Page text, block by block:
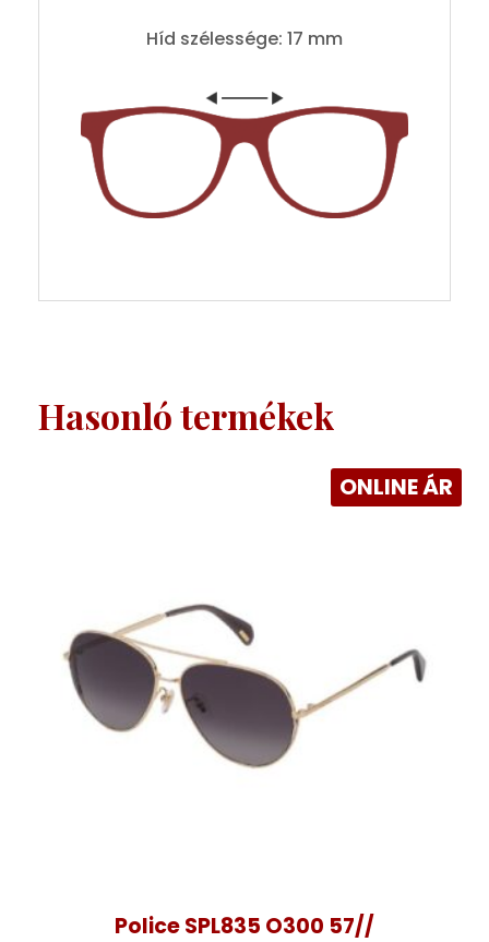
Híd szélessége: 17 mm
Hasonló termékek
ONLINE ÁR
Police SPL835 O300 57//